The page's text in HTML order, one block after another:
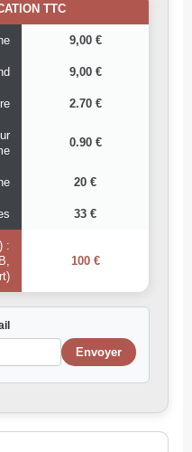
TTC
9,00 €
9,00 €
2.70 €
0.90 €
20 €
33 €
:
100 €